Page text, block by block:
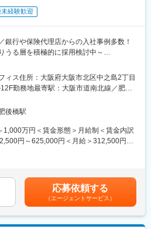
含めたジョブローテーションの可能性も
recruit.jp/work/>
々変化するマーケットを最前線で見守り
の安定を支える使命感にあります。プレ
ってきた方が、運営側に転じて市場の公
とで、より広い視点で金融市場に貢献で
せんか。
より対応を強化することとなりましたの
140年以上にわたり、一貫して日本経済
経験歓迎
銀行や保険代理店からの入社事例多数！
うる層を積極的に採用検討中～
直帰で働ける柔軟な営業スタイル
た営業スタイルが徹底されており、自
分でデザインできる点が特徴
保険会社トップ3を目指した陣容拡大フェ
ル活用における業務効率化の促進を営業
おり
の変額・外貨建など運用型保険商品の販
割です。ニーズが高まる資産形成領域に
に提案できるよう、教育・情報提供、販
ィス住所：大阪府大阪市北区中之島2丁目
勤務地最寄駅：大阪市道南北線／肥後
対策：屋内喫煙可能場所あり変更の範囲：
モートワーク含む）
後橋駅
1,000万円＜賃金形態＞月給制＜賃金内訳
円～625,000円＜月給＞312,500円～
あくまでも目安の金額であり、選考を通
ります。月給(月額)は固定手当を含めた表
応募依頼する
（エージェントサービス）